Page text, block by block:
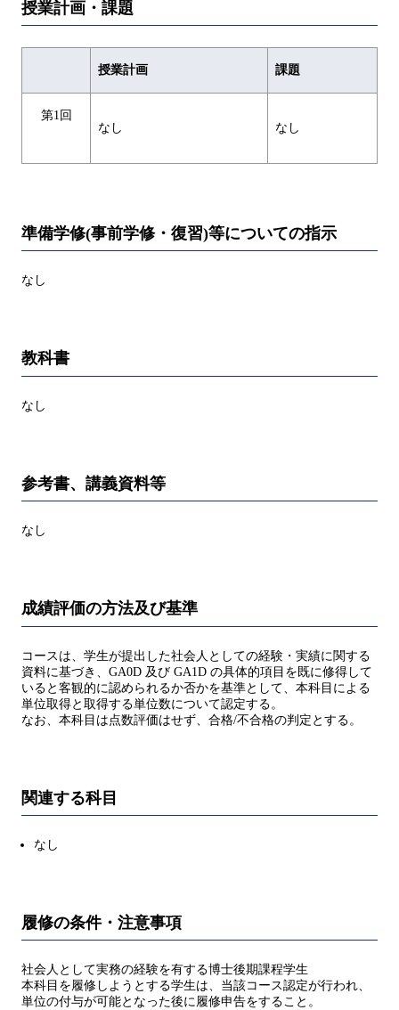
授業計画・課題
授業計画 課題
第1回
なし
なし
準備学修(事前学修・復習)等についての指示
なし
教科書
なし
参考書、講義資料等
なし
成績評価の方法及び基準
コースは、学生が提出した社会人としての経験・実績に関する
資料に基づき、GA0D 及び GA1D の具体的項目を既に修得して
いると客観的に認められるか否かを基準として、本科目による
単位取得と取得する単位数について認定する。
なお、本科目は点数評価はせず、合格/不合格の判定とする。
関連する科目
なし
履修の条件・注意事項
社会人として実務の経験を有する博士後期課程学生
本科目を履修しようとする学生は、当該コース認定が行われ、
単位の付与が可能となった後に履修申告をすること。